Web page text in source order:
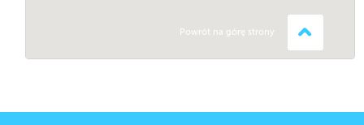
Powrót na górę strony